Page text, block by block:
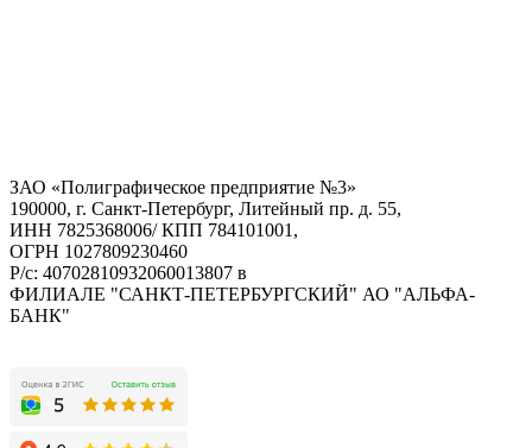
ЗАО «Полиграфическое предприятие №3»
190000, г. Санкт-Петербург, Литейный пр. д. 55,
ИНН 7825368006/ КПП 784101001,
ОГРН 1027809230460
Р/с: 40702810932060013807 в
ФИЛИАЛЕ "САНКТ-ПЕТЕРБУРГСКИЙ" АО "АЛЬФА-
БАНК"